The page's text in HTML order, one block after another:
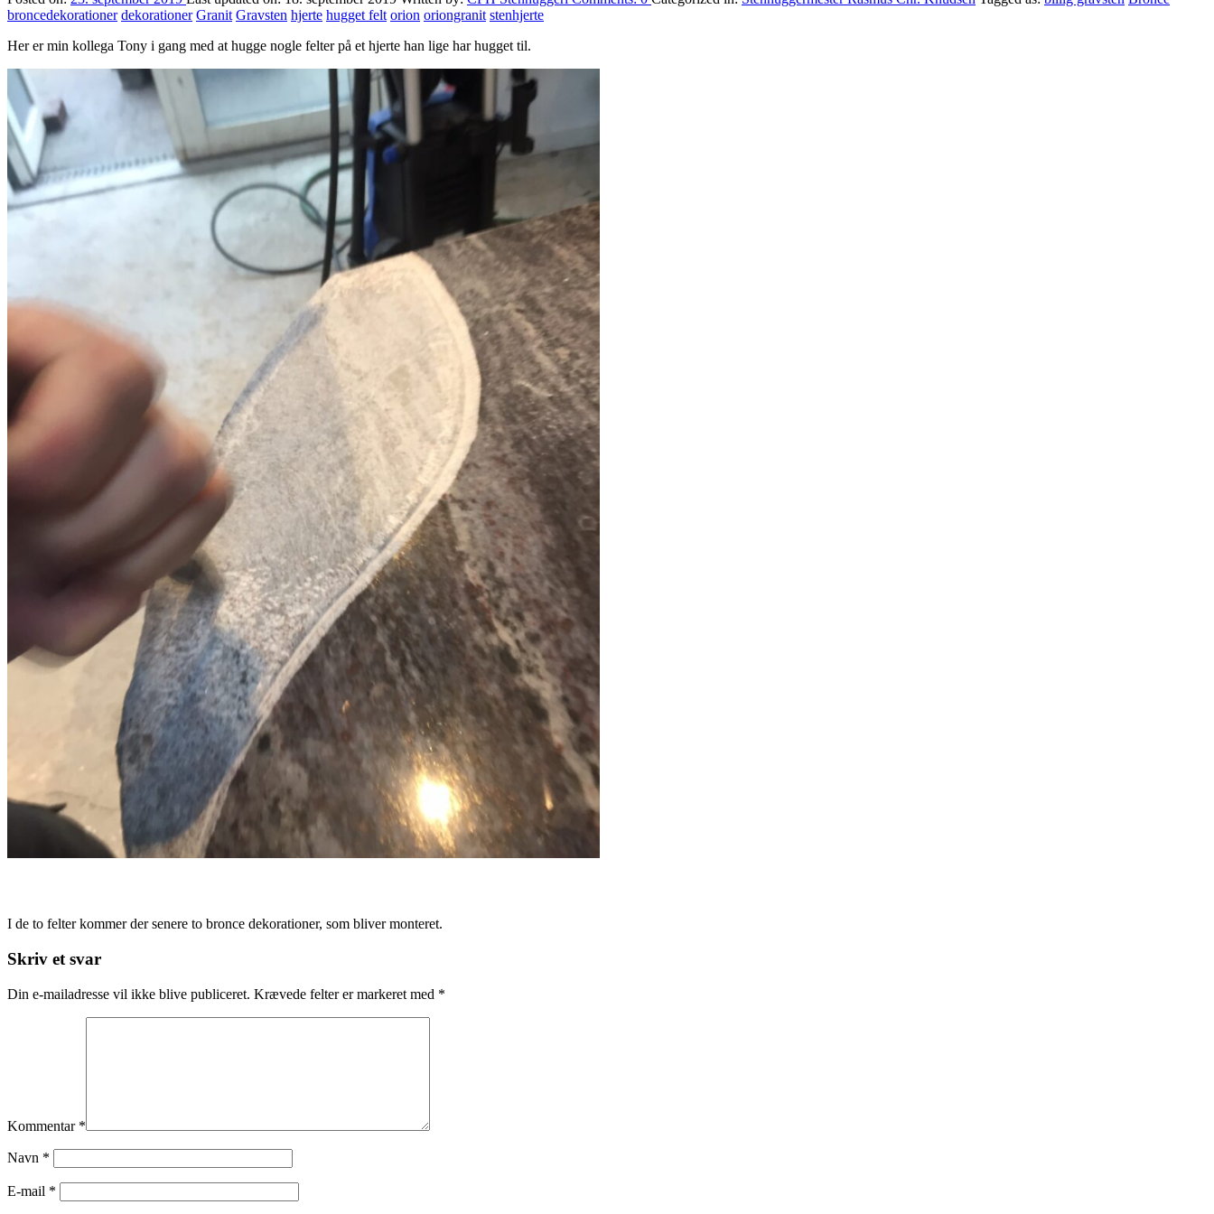
broncedekorationer dekorationer Granit Gravsten hjerte hugget felt orion oriongranit stenhjerte
Her er min kollega Tony i gang med at hugge nogle felter på et hjerte han lige har hugget til.
I de to felter kommer der senere to bronce dekorationer, som bliver monteret.
Skip
to
main
Skriv et svar
Din e-mailadresse vil ikke blive publiceret. Krævede felter er markeret med *
Kommentar *
Navn *
E-mail *